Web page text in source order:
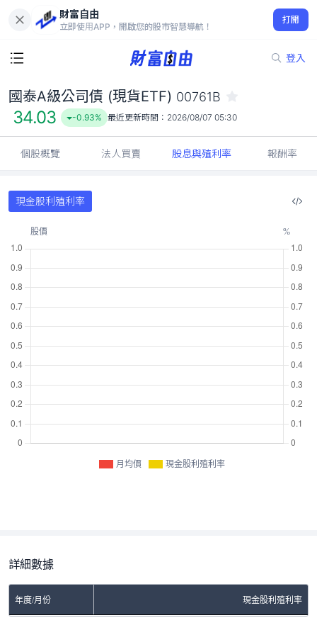
財富自由
立即使用APP，開啟您的股市智慧導航！
打開
登入
國泰A級公司債 (現貨ETF) 00761B
34.03
-0.93%
國泰A級公司債 (現貨ETF) 00761B
34.03 -0.93% 最近更新時間： 2026/08/07 05:30
個股概覽 法人買賣 股息與殖利率 報酬率
現金股利殖利率
月均價 現金股利殖利率
詳細數據
年度/月份 現金股利殖利率